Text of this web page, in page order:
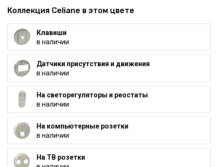
Коллекция Celiane в этом цвете
Клавиши
в наличии
Датчики присутствия и движения
в наличии
На светорегуляторы и реостаты
в наличии
На компьютерные розетки
в наличии
На ТВ розетки